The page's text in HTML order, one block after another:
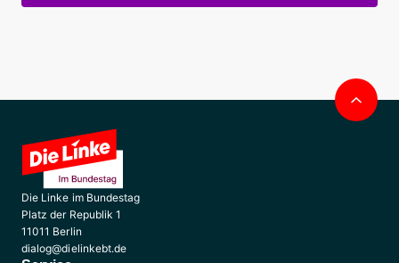
Die Linke im Bundestag
Platz der Republik 1
11011 Berlin
dialog@dielinkebt.de